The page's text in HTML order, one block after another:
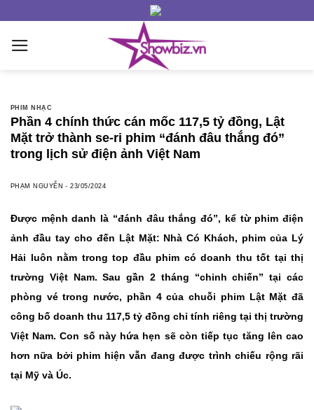
content
PHIM NHẠC
Phần 4 chính thức cán mốc 117,5 tỷ đồng, Lật
Mặt trở thành se-ri phim “đánh đâu thắng đó”
trong lịch sử điện ảnh Việt Nam
PHẠM NGUYỄN -23/05/2024
Được mệnh danh là “đánh đâu thắng đó”, kể từ phim điện
ảnh đầu tay cho đến Lật Mặt: Nhà Có Khách, phim của Lý
Hải luôn nằm trong top đầu phim có doanh thu tốt tại thị
trường Việt Nam. Sau gần 2 tháng “chinh chiến” tại các
phòng vé trong nước, phần 4 của chuỗi phim Lật Mặt đã
công bố doanh thu 117,5 tỷ đồng chỉ tính riêng tại thị trường
Việt Nam. Con số này hứa hẹn sẽ còn tiếp tục tăng lên cao
hơn nữa bởi phim hiện vẫn đang được trình chiếu rộng rãi
tại Mỹ và Úc.